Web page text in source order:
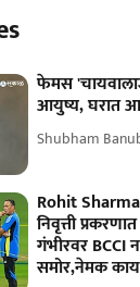
फेमस
आयुष्य, घरात
Shubham
Rohit
निवृत्ती
गंभीरवर BCCI
समोर,नेमक